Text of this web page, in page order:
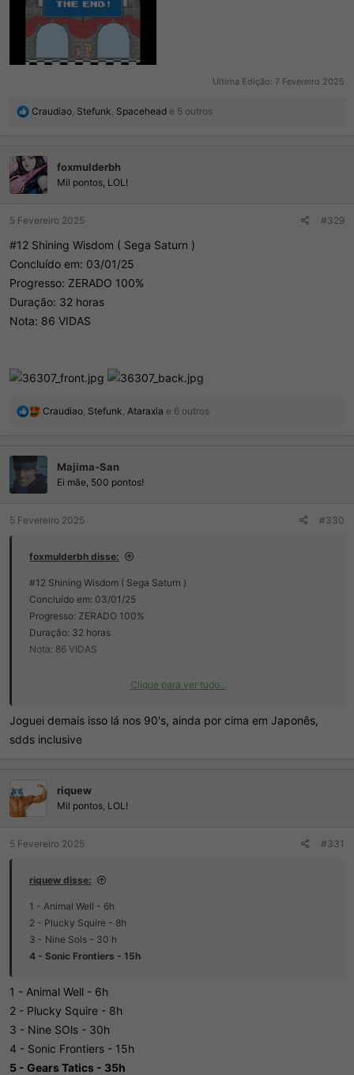
Ultima Edição: 7 Fevereiro 2025
R
õ
e
s
Craudiao Stefunk Spacehead e 5 outros
foxmulderbh
Mil pontos, LOL!
5 Fevereiro 2025 #329
#12 Shining Wisdom ( Sega Saturn )
Concluído em: 03/01/25
Progresso: ZERADO 100%
Duração: 32 horas
Nota: 86 VIDAS
R
õ
e
s
Craudiao Stefunk Ataraxia e 6 outros
Majima-San
Ei mãe, 500 pontos!
5 Fevereiro 2025 #330
foxmulderbh disse:
#12 Shining Wisdom ( Sega Saturn )
Concluído em: 03/01/25
Progresso: ZERADO 100%
Duração: 32 horas
Nota: 86 VIDAS
Clique para ver tudo...
Joguei demais isso lá nos 90's, ainda por cima em Japonês,
sdds inclusive
riquew
Mil pontos, LOL!
5 Fevereiro 2025 #331
riquew disse:
1 - Animal Well - 6h
2 - Plucky Squire - 8h
3 - Nine Sols - 30 h
4 - Sonic Frontiers - 15h
1 - Animal Well - 6h
2 - Plucky Squire - 8h
3 - Nine SOls - 30h
4 - Sonic Frontiers - 15h
5 - Gears Tatics - 35h